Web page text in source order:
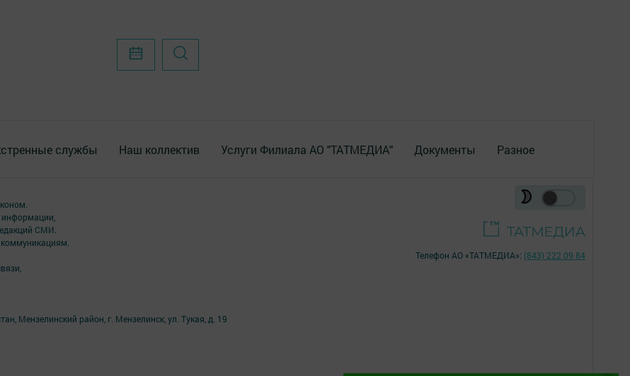
службы Наш коллектив Услуги Филиала АО "ТАТМЕДИА" Документы Разное
СМИ.
Мензелинский район, г. Мензелинск, ул. Тукая, д. 19
Телефон АО «ТАТМЕДИА»: (843) 222 09 84